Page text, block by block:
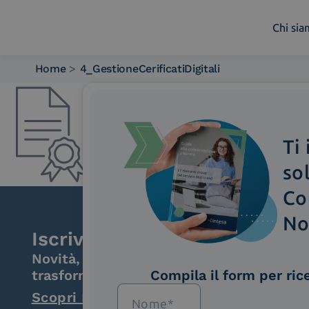
Chi
Chi siamo
Cosa facciamo
Piattaforme
Industry
News e Media
Contattaci
Home > 4_GestioneCerificatiDigitali
Iscriviti alla newsletter
Novità, iniziative ed eventi dal mondo
trasformazione digitale.
Scopri InNews
Ti
Compila il form per